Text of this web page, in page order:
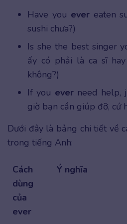
Have you ever eaten
sushi chưa?)
Is she the best singer
ấy có phải là ca sĩ
không?)
If you ever need help,
giờ bạn cần giúp đỡ, cứ
Dưới đây là bảng chi tiết về
trong tiếng Anh:
Cách
dùng
của
ever
Ý nghĩa